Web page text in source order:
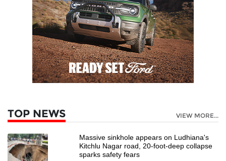
TOP NEWS VIEW MORE...
Massive sinkhole appears on Ludhiana's
Kitchlu Nagar road, 20-foot-deep collapse
sparks safety fears